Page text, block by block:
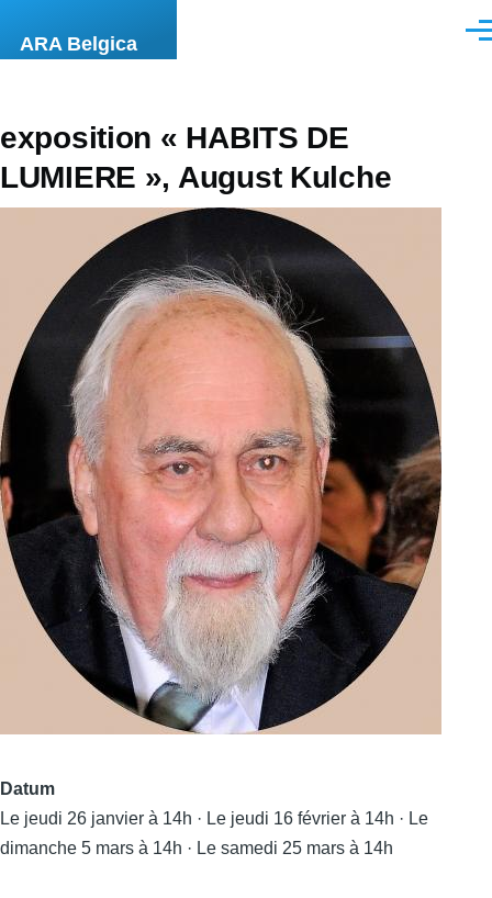
ARA Belgica
exposition « HABITS DE
LUMIERE », August Kulche
Datum
Le jeudi 26 janvier à 14h · Le jeudi 16 février à 14h · Le
dimanche 5 mars à 14h · Le samedi 25 mars à 14h